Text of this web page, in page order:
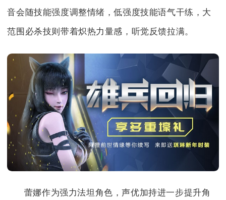
音会随技能强度调整情绪，低强度技能语气干练，大
范围必杀技则带着炽热力量感，听觉反馈拉满。
蕾娜作为强力法坦角色，声优加持进一步提升角